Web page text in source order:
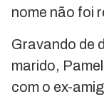
nome não foi
Gravando de
marido,
com o ex-